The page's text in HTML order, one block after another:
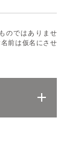
のではありませ
前は仮名にさせ